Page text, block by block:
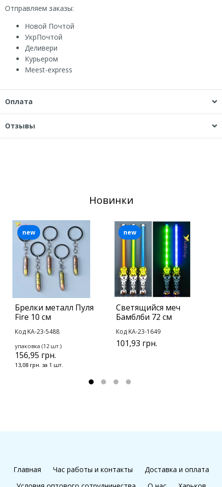
Отправляем заказы:
Новой Почтой
УкрПочтой
Деливери
Курьером
Мeest-express
Оплата
Отзывы
Новинки
Брелки металл Пуля
Fire 10 см
Код KA-23-5488
упаковка (12 шт.)
156,95 грн.
13,08 грн. за 1 шт.
new
Светящийся меч
Бамблби 72 см
Код KA-23-1649
101,93 грн.
new
Главная Час работы и контакты
Доставка и оплата